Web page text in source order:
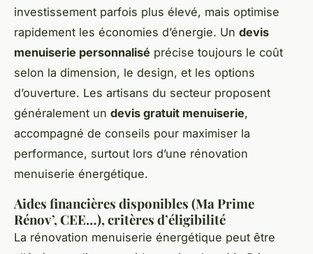
investissement parfois plus élevé, mais optimise
rapidement les économies d’énergie. Un devis
menuiserie personnalisé précise toujours le coût
selon la dimension, le design, et les options
d’ouverture. Les artisans du secteur proposent
généralement un devis gratuit menuiserie,
accompagné de conseils pour maximiser la
performance, surtout lors d’une rénovation
menuiserie énergétique.
Aides financières disponibles (Ma Prime
Rénov’, CEE…), critères d’éligibilité
La rénovation menuiserie énergétique peut être